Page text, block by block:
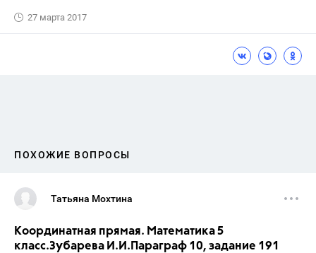
27 марта 2017
ПОХОЖИЕ ВОПРОСЫ
Татьяна Мохтина
Координатная прямая. Математика 5
класс.Зубарева И.И.Параграф 10, задание 191